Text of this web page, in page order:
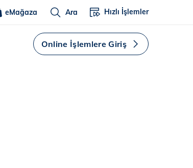
eMağaza Ara Hızlı İşlemler
Online İşlemlere Giriş